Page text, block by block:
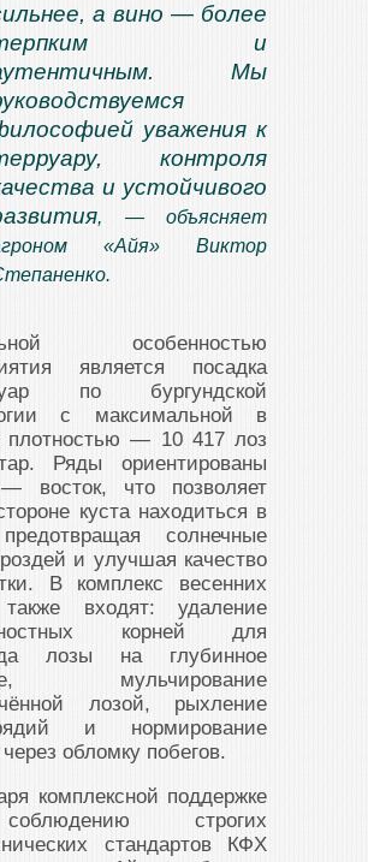
а вино — более
и
Мы
уважения к
контроля
и устойчивого
, — объясняет
«Айя» Виктор
особенностью
является посадка
по бургундской
с максимальной в
плотностью — 10 417 лоз
Ряды ориентированы
восток, что позволяет
куста находиться в
солнечные
и улучшая качество
В комплекс весенних
входят: удаление
корней для
лозы на глубинное
мульчирование
лозой, рыхление
и нормирование
обломку побегов.
комплексной поддержке
строгих
стандартов КФХ